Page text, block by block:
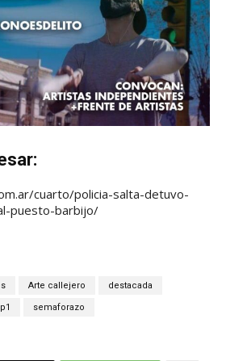
cuarto/policia-salta-detuvo-
puesto-barbijo/
Arte callejero destacada
p1 semaforazo